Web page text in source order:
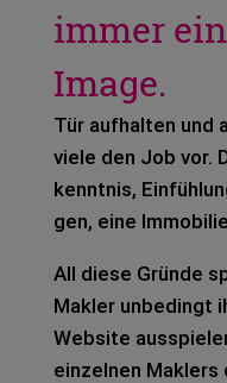
immer
Image.
Tür auf­hal­ten und
viele den Job vor.
kennt­nis,
gen, eine
All diese Grün­de
Mak­ler unbe­dingt
Web­site
ein­zel­nen Mak­lers